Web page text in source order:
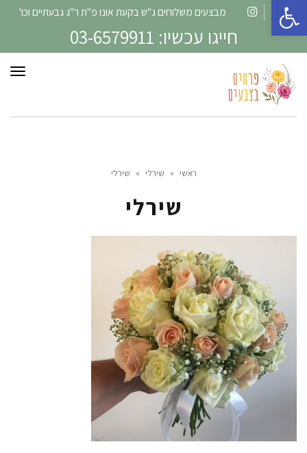
פתח סרגל נגישות
Facebook
מבצעים משלוחים ג"ש בקעת אונו פ"ת ר"ג גבעתיים וכו'
חייגו עכשיו: 03-6579911
ראשי » שירלי » שירלי
שירלי